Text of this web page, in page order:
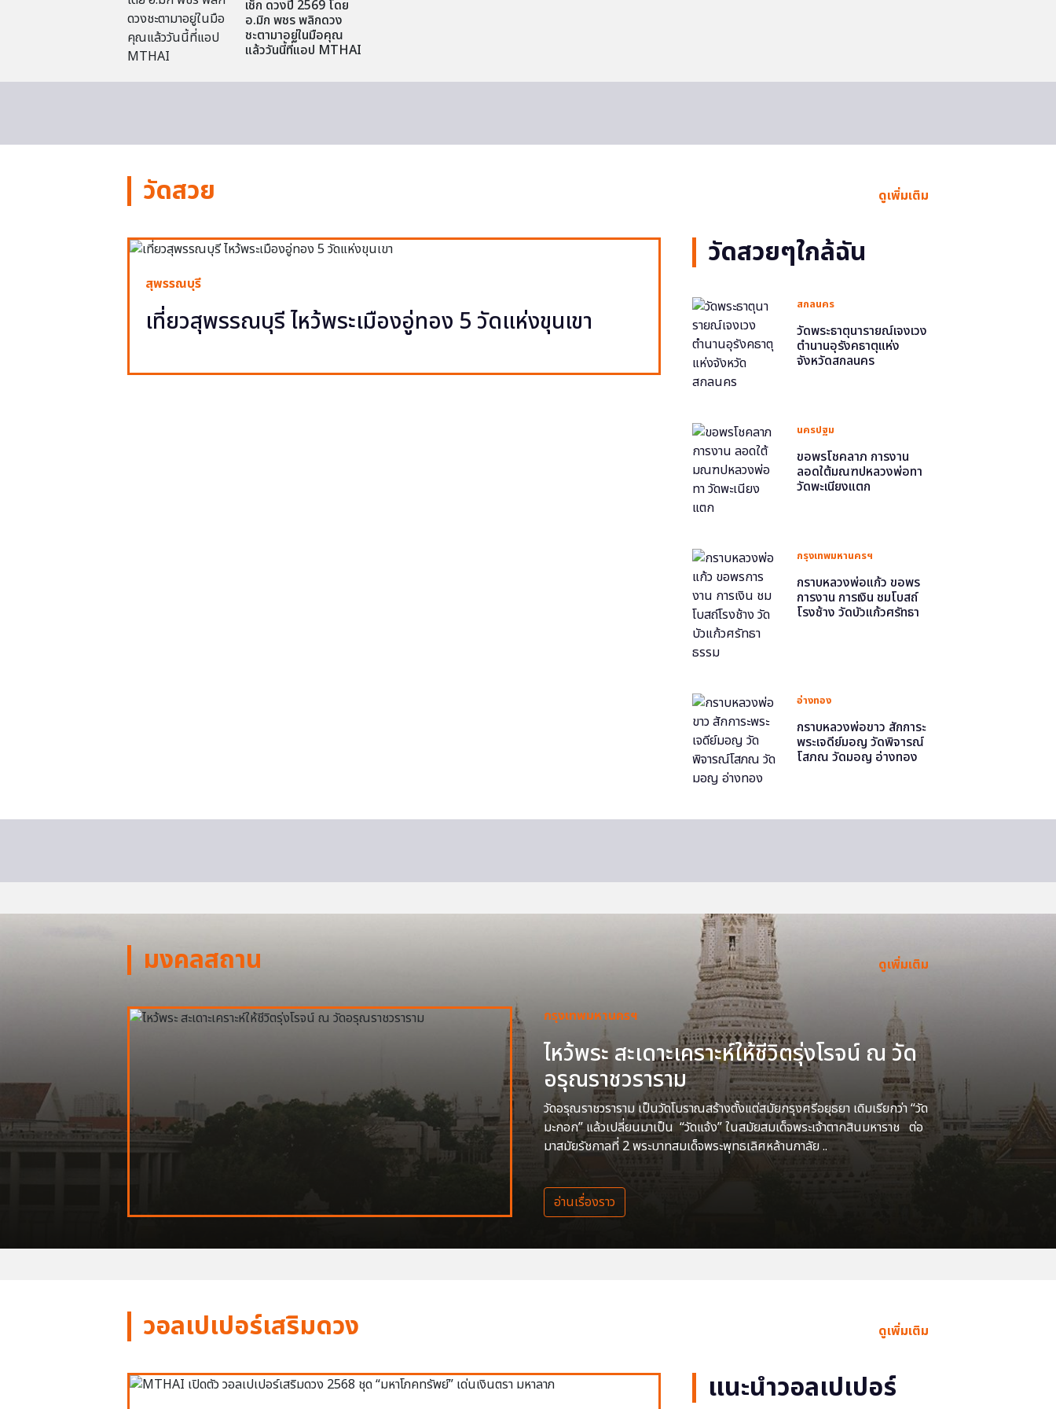
เช็ก ดวงปี 2569 โดย
อ.มิก พชร พลิกดวง
ชะตามาอยู่ในมือคุณ
แล้ววันนี้ที่แอป MTHAI
วัดสวย ดูเพิ่มเติม
สุพรรณบุรี
เที่ยวสุพรรณบุรี ไหว้พระเมืองอู่ทอง 5 วัดแห่งขุนเขา
วัดสวยๆใกล้ฉัน
สกลนคร
วัดพระธาตุนารายณ์เจงเวง
ตำนานอุรังคธาตุแห่ง
จังหวัดสกลนคร
นครปฐม
ขอพรโชคลาภ การงาน
ลอดใต้มณฑปหลวงพ่อทา
วัดพะเนียงแตก
กรุงเทพมหานครฯ
กราบหลวงพ่อแก้ว ขอพร
การงาน การเงิน ชมโบสถ์
โรงช้าง วัดบัวแก้วศรัทธา
อ่างทอง
กราบหลวงพ่อขาว สักการะ
พระเจดีย์มอญ วัดพิจารณ์
โสภณ วัดมอญ อ่างทอง
มงคลสถาน ดูเพิ่มเติม
กรุงเทพมหานครฯ
ไหว้พระ สะเดาะเคราะห์ให้ชีวิตรุ่งโรจน์ ณ วัด
อรุณราชวราราม
วัดอรุณราชวราราม เป็นวัดโบราณสร้างตั้งแต่สมัยกรุงศรีอยุธยา เดิมเรียกว่า “วัด
มะกอก” แล้วเปลี่ยนมาเป็น “วัดแจ้ง” ในสมัยสมเด็จพระเจ้าตากสินมหาราช ต่อ
มาสมัยรัชกาลที่ 2 พระบาทสมเด็จพระพุทธเลิศหล้านภาลัย ..
อ่านเรื่องราว
วอลเปเปอร์เสริมดวง ดูเพิ่มเติม
แนะนำวอลเปเปอร์